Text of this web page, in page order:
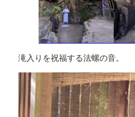
滝入りを祝福する法螺の音。